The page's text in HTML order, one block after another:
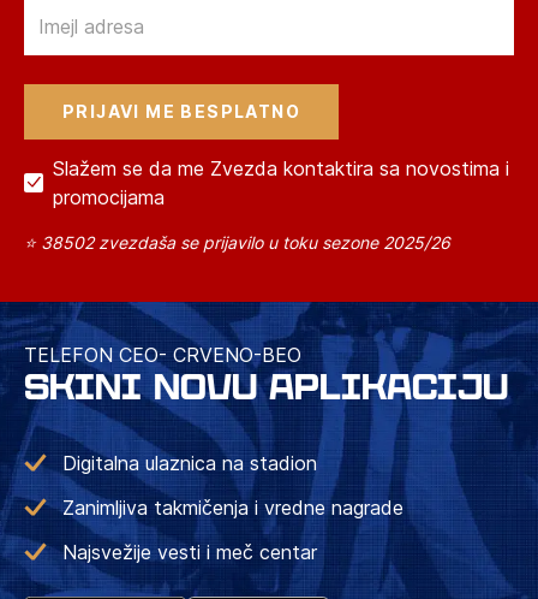
Slažem se da me Zvezda kontaktira sa novostima i
promocijama
⭐ 38502 zvezdaša se prijavilo u toku sezone 2025/26
TELEFON CEO- CRVENO-BEO
SKINI NOVU APLIKACIJU
Digitalna ulaznica na stadion
Zanimljiva takmičenja i vredne nagrade
Najsvežije vesti i meč centar